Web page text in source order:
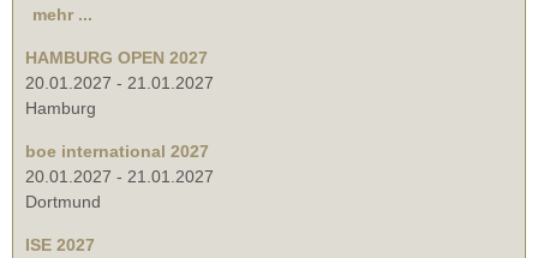
mehr ...
HAMBURG OPEN 2027
20.01.2027 - 21.01.2027
Hamburg
boe international 2027
20.01.2027 - 21.01.2027
Dortmund
ISE 2027